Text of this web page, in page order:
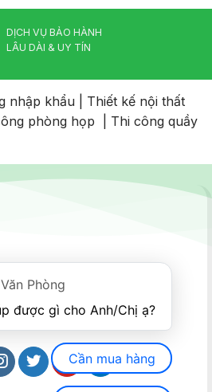
Ngôi
đốc
DỊCH VỤ BẢO HÀNH
LÂU DÀI & UY TÍN
nhập khẩu
Thiết kế nội thất
phòng họp
Thi công quầy
Phòng
Cần mua hàng